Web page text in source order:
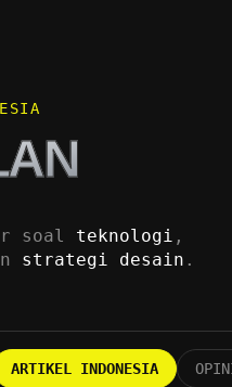
soal teknologi ,
strategi desain .
ARTIKEL INDONESIA